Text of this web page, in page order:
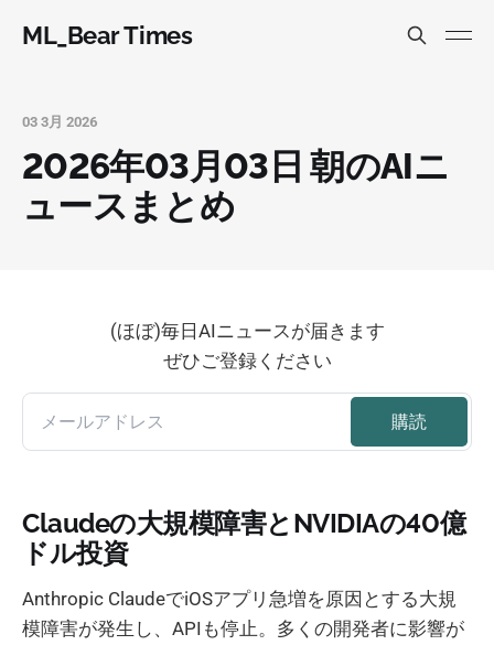
ML_Bear Times
03 3月 2026
2026年03月03日 朝のAIニ
ュースまとめ
(ほぼ)毎日AIニュースが届きます
ぜひご登録ください
Claudeの大規模障害とNVIDIAの40億
ドル投資
Anthropic ClaudeでiOSアプリ急増を原因とする大規
模障害が発生し、APIも停止。多くの開発者に影響が